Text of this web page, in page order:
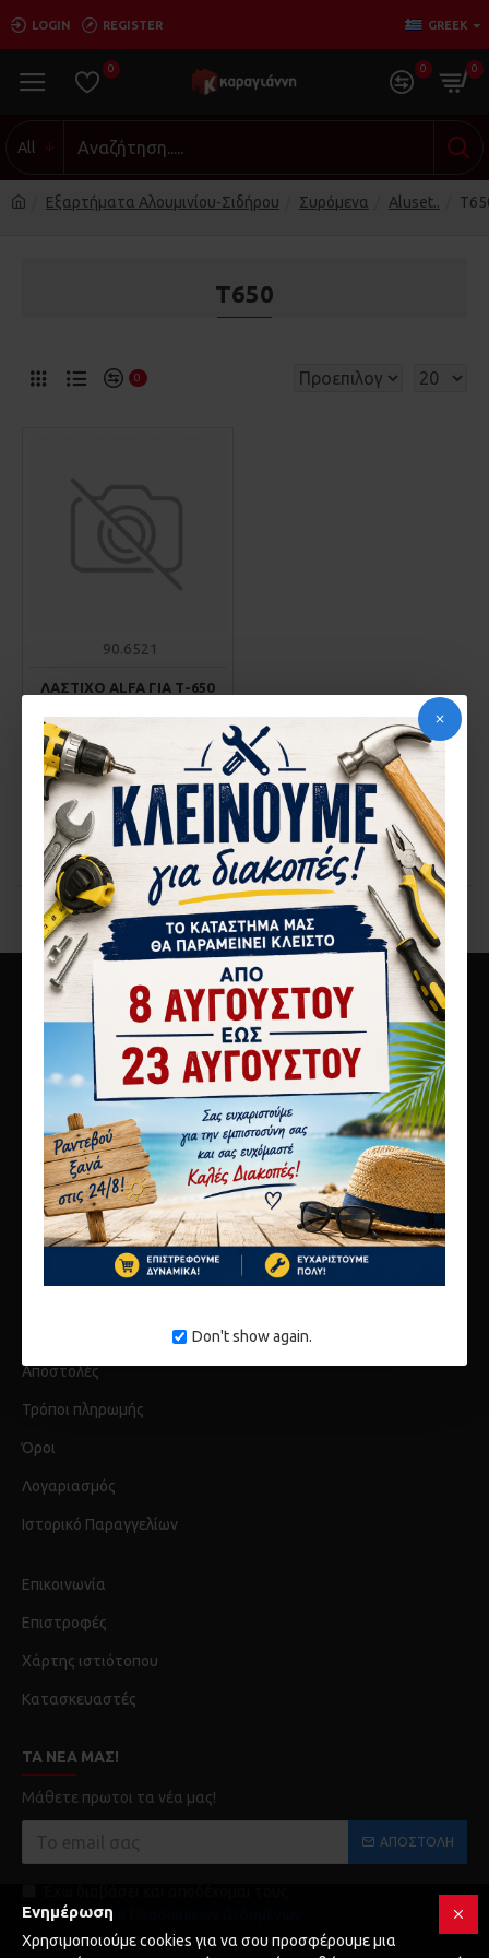
Don't show again.
LOGIN REGISTER GREEK
0 0 0
All
Εξαρτήματα Αλουμινίου-Σιδήρου Συρόμενα Aluset..
Τ650
0
90.6521
ΛΑΣΤΙΧΟ ALFA ΓΙΑ Τ-650
0,40€
ΚΑΛΆΘΙ
Αγορά
You have reached the end of the list.
10ο χλμ Αθηνών Λαμίας
Μεταμόρφωση 14451
τηλ 2117808440
info@karagianni.com
Αποστολές
Τρόποι πληρωμής
Όροι
Λογαριασμός
Ιστορικό Παραγγελίων
Επικοινωνία
Επιστροφές
Χάρτης ιστιότοπου
Κατασκευαστές
ΤΑ ΝΈΑ ΜΑΣ!
Μάθετε πρωτοι τα νέα μας!
ΑΠΟΣΤΟΛΉ
Προστασία Προσωπικών Δεδομένων
Ενημέρωση
Χρησιμοποιούμε cookies για να σου προσφέρουμε μια